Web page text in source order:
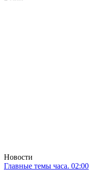
Новости
Главные темы часа. 02:00